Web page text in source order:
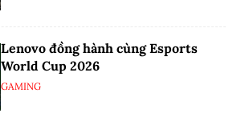
Lenovo đồng hành cùng Esports
World Cup 2026
GAMING